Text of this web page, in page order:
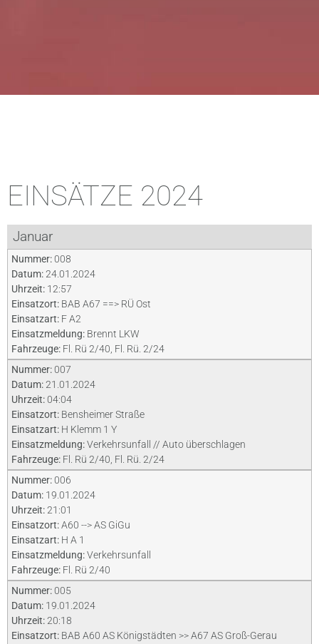
EINSÄTZE 2024
Januar
Nummer:008
Datum:24.01.2024
Uhrzeit: 12:57
Einsatzort: BAB A67 ==> RÜ Ost
Einsatzart: F A2
Einsatzmeldung: Brennt LKW
Fahrzeuge: Fl. Rü 2/40, Fl. Rü. 2/24
Nummer:007
Datum:21.01.2024
Uhrzeit:04:04
Einsatzort: Bensheimer Straße
Einsatzart: H Klemm 1 Y
Einsatzmeldung:Verkehrsunfall // Auto überschlagen
Fahrzeuge: Fl. Rü 2/40, Fl. Rü. 2/24
Nummer:006
Datum: 19.01.2024
Uhrzeit:21:01
Einsatzort:A60 --> AS GiGu
Einsatzart: H A 1
Einsatzmeldung:Verkehrsunfall
Fahrzeuge: Fl. Rü 2/40
Nummer:005
Datum: 19.01.2024
Uhrzeit:20:18
Einsatzort: BAB A60 AS Königstädten >> A67 AS Groß-Gerau